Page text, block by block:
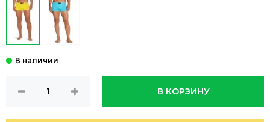
В КОРЗИНУ